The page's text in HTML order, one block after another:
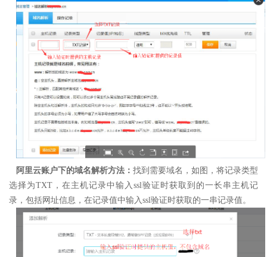
阿里云账户下的域名解析方法： 找到需要域名，如图，将记录类型
选择为TXT，在主机记录中输入ssl验证时获取到的一长串主机记
录，包括网址信息，在记录值中输入ssl验证时获取的一串记录值。